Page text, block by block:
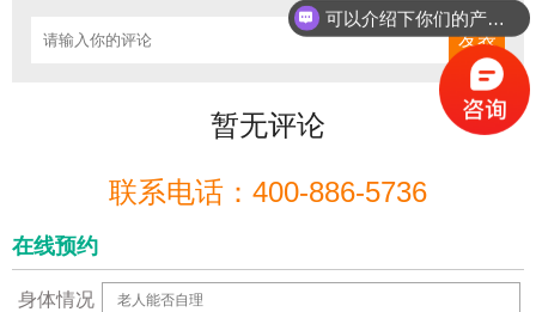
暂无评论
联系电话：400-886-5736
在线预约
身体情况
可以介绍下你们的产品么？